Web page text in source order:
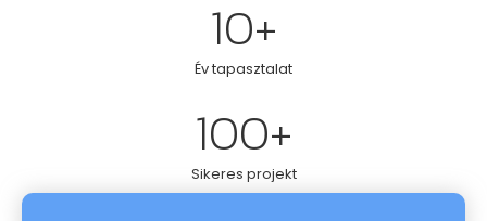
Év tapasztalat
10+
Sikeres projekt
100+